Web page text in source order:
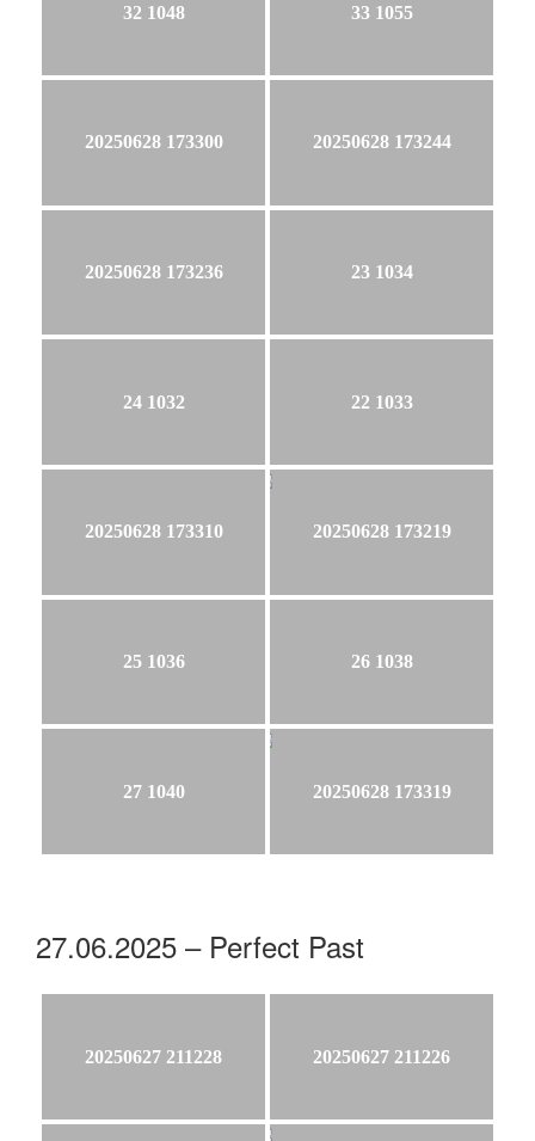
32 1048 33 1055
20250628 173300 20250628 173244
20250628 173236 23 1034
24 1032 22 1033
20250628 173310 20250628 173219
25 1036 26 1038
27 1040 20250628 173319
27.06.2025 – Perfect Past
20250627 211228 20250627 211226